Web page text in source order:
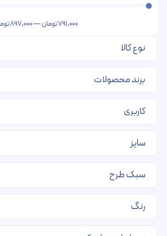
791,000تومان—
897,000تومان